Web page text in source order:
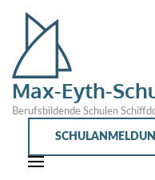
Max-Eyth-
Berufsbildende Schulen